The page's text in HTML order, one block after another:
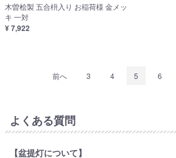
木曽桧製 五合枡入り お稲荷様 金メッ
キ 一対
¥ 7,922
前へ 3 4 5 6
よくある質問
【盆提灯について】